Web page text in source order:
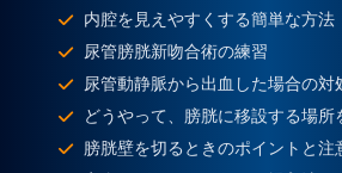
内腔を見えやすくする簡単な方法
尿管膀胱新吻合術の練習
尿管動静脈から出血した場合の対
どうやって、膀胱に移設する場所
膀胱壁を切るときのポイントと注